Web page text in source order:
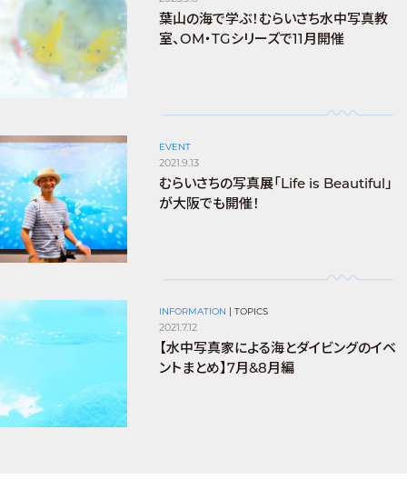
葉山の海で学ぶ！むらいさち水中写真教
室、OM・TGシリーズで11月開催
EVENT
2021.9.13
むらいさちの写真展「Life is Beautiful」
が大阪でも開催！
INFORMATION |TOPICS
2021.7.12
【水中写真家による海とダイビングのイベ
ントまとめ】7月&8月編